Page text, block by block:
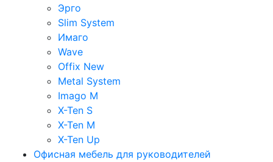
Эрго
Slim System
Имаго
Wave
Offix New
Metal System
Imago M
X-Ten S
X-Ten M
X-Ten Up
Офисная мебель для руководителей